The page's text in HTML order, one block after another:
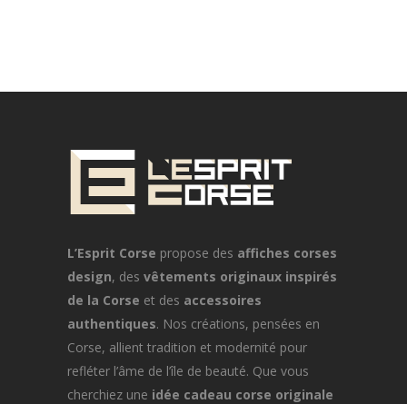
L’Esprit Corse propose des affiches corses
design, des vêtements originaux inspirés
de la Corse et des accessoires
authentiques. Nos créations, pensées en
Corse, allient tradition et modernité pour
refléter l’âme de l’île de beauté. Que vous
cherchiez une idée cadeau corse originale